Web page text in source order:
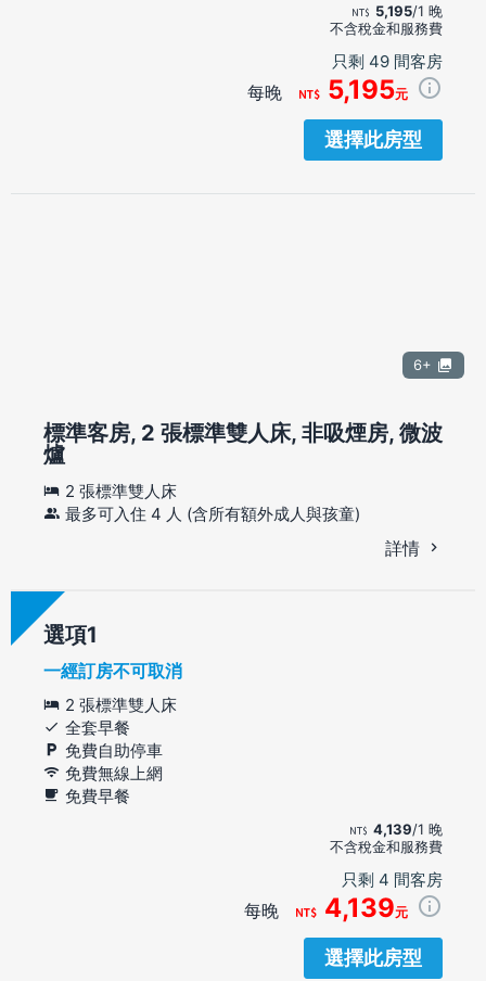
5,195/1 晚
不含稅金和服務費
只剩 49 間客房
每晚 5,195元
選擇此房型
6+
標準客房, 2 張標準雙人床, 非吸煙房, 微波
爐
2 張標準雙人床
最多可入住 4 人 (含所有額外成人與孩童)
詳情
選項
一經訂房不可取消
2 張標準雙人床
全套早餐
免費自助停車
免費無線上網
免費早餐
4,139/1 晚
不含稅金和服務費
只剩 4 間客房
每晚 4,139元
選擇此房型